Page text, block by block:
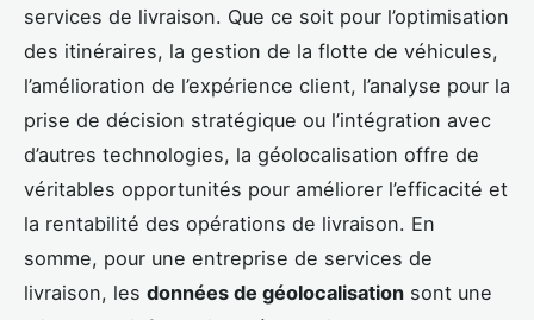
services de livraison. Que ce soit pour l’optimisation
des itinéraires, la gestion de la flotte de véhicules,
l’amélioration de l’expérience client, l’analyse pour la
prise de décision stratégique ou l’intégration avec
d’autres technologies, la géolocalisation offre de
véritables opportunités pour améliorer l’efficacité et
la rentabilité des opérations de livraison. En
somme, pour une entreprise de services de
livraison, les données de géolocalisation sont une